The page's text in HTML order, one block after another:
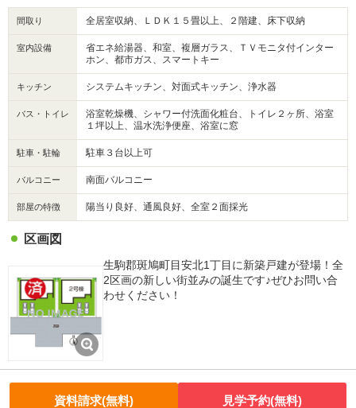
間取り 全居室収納、ＬＤＫ１５畳以上、２階建、床下収納
室内設備
省エネ給湯器、和室、複層ガラス、ＴＶモニタ付インター
ホン、都市ガス、スマートキー
キッチン システムキッチン、対面式キッチン、浄水器
バス・トイレ
浴室乾燥機、シャワー付洗面化粧台、トイレ２ヶ所、浴室
１坪以上、温水洗浄便座、浴室に窓
駐車・駐輪 駐車３台以上可
バルコニー 南面バルコニー
部屋の特徴 陽当り良好、通風良好、全室２面採光
区画図
生駒郡斑鳩町目安北1丁目に新築戸建が登場！全
2区画の新しい街並みの誕生です♪ぜひお問い合
わせください！
資料請求(無料) 見学予約(無料)